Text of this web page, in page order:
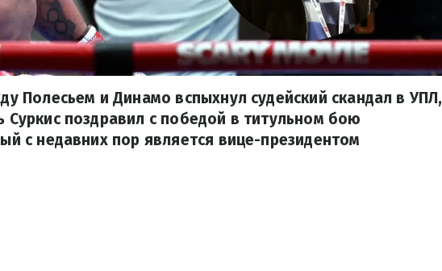
Полесьем и Динамо вспыхнул судейский скандал в УПЛ,
Суркис поздравил с победой в титульном бою
с недавних пор является вице-президентом